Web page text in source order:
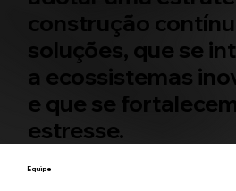
construção
soluções, que se
a ecossistemas
e que se
estresse.
Equipe